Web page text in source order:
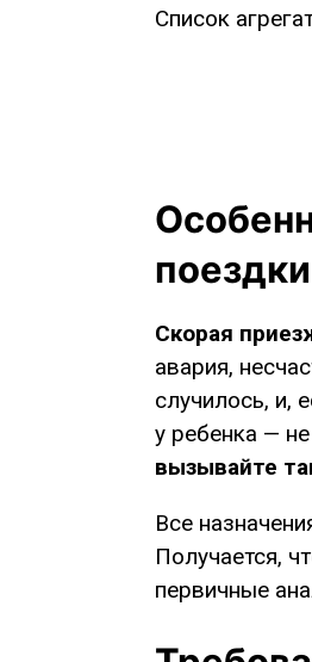
Список
поездки
Скорая
авария,
случилось, и,
у ребенка —
вызывайте
Все
Получается,
первичные